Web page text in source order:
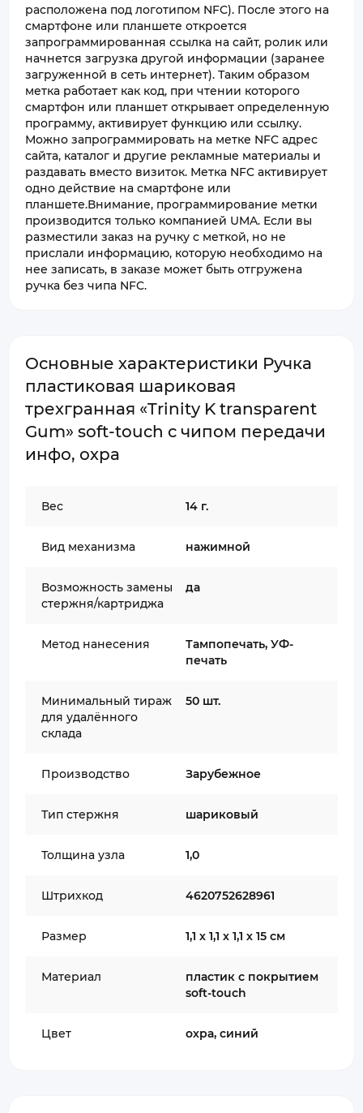
расположена под логотипом NFC). После этого на
смартфоне или планшете откроется
запрограммированная ссылка на сайт, ролик или
начнется загрузка другой информации (заранее
загруженной в сеть интернет). Таким образом
метка работает как код, при чтении которого
смартфон или планшет открывает определенную
программу, активирует функцию или ссылку.
Можно запрограммировать на метке NFC адрес
сайта, каталог и другие рекламные материалы и
раздавать вместо визиток. Метка NFC активирует
одно действие на смартфоне или
планшете.Внимание, программирование метки
производится только компанией UMA. Если вы
разместили заказ на ручку с меткой, но не
прислали информацию, которую необходимо на
нее записать, в заказе может быть отгружена
ручка без чипа NFC.
Основные характеристики Ручка
пластиковая шариковая
трехгранная «Trinity K transparent
Gum» soft-touch с чипом передачи
инфо, охра
Вес 14 г.
Вид механизма нажимной
Возможность замены
стержня/картриджа
да
Метод нанесения
Тампопечать, УФ-
печать
Минимальный тираж
для удалённого
склада
50 шт.
Производство Зарубежное
Тип стержня шариковый
Толщина узла 1,0
Штрихкод 4620752628961
Размер 1,1 х 1,1 х 1,1 х 15 см
Материал
пластик с покрытием
soft-touch
Цвет охра, синий